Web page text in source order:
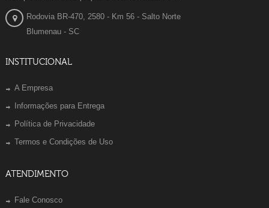
Rodovia BR-470, 2580 - Km 56 - Salto Norte
Blumenau - SC
INSTITUCIONAL
A Empresa
Informações para Entrega
Política de Privacidade
Termos e Condições de Uso
ATENDIMENTO
Fale Conosco